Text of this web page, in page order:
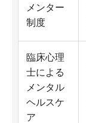
メンター
制度
臨床心理
士による
メンタル
ヘルスケ
ア